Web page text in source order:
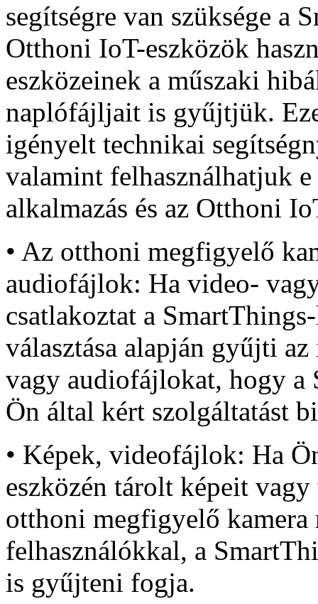
segítségre van szüksége a
Otthoni IoT-eszközök
eszközeinek a műszaki
naplófájljait is gyűjtjük.
igényelt technikai
valamint felhasználhatjuk
alkalmazás és az Otthoni
• Az otthoni megfigyelő
audiofájlok: Ha video-
csatlakoztat a
választása alapján gyűjti
vagy audiofájlokat, hogy a
Ön által kért szolgáltatást
• Képek, videofájlok: Ha
eszközén tárolt képeit
otthoni megfigyelő
felhasználókkal, a
is gyűjteni fogja.